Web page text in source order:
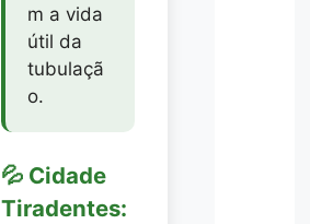
m a vida
útil da
tubulaçã
o.
💦 Cidade
Tiradentes: